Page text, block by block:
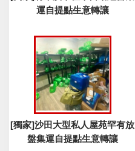
運自提點生意轉讓
[獨家]沙田大型私人屋苑罕有放
盤集運自提點生意轉讓